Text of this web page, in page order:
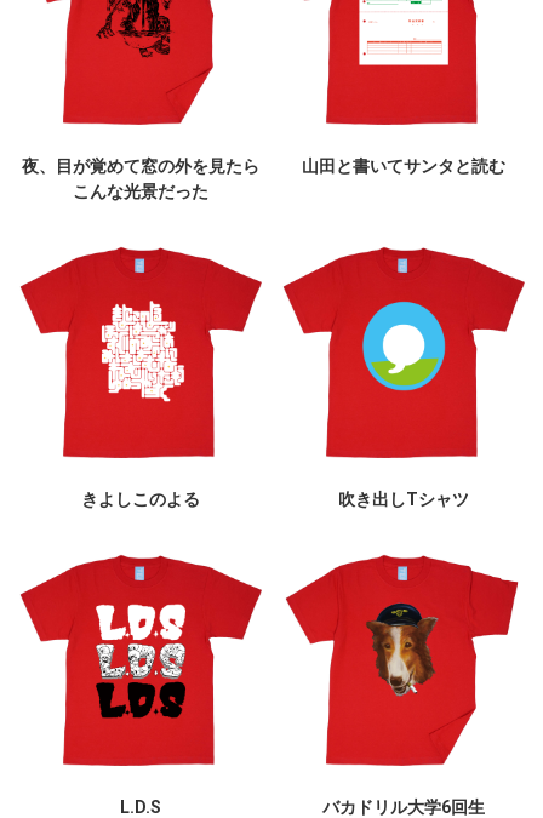
夜、目が覚めて窓の外を見たら
こんな光景だった
山田と書いてサンタと読む
きよしこのよる 吹き出しTシャツ
L.D.S バカドリル大学6回生